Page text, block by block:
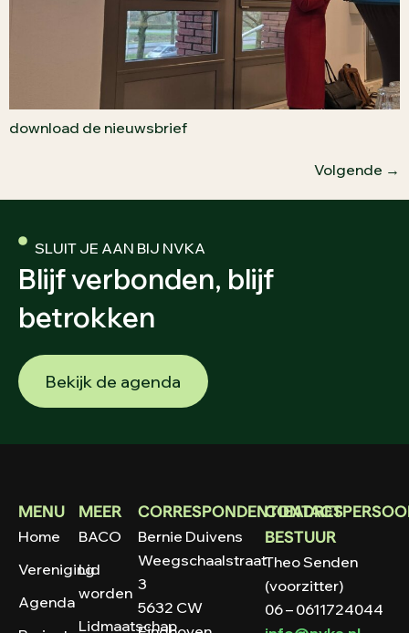
download de nieuwsbrief
Volgende →
SLUIT JE AAN BIJ NVKA
Blijf verbonden, blijf
betrokken
Bekijk de agenda
MENU
Home
Vereniging
Agenda
MEER
BACO
Lid
worden
Lidmaatschap
CORRESPONDENTIEADRES
Bernie Duivens
Weegschaalstraat
3
5632 CW
BESTUUR
Theo Senden
(voorzitter)
06 – 0611724044